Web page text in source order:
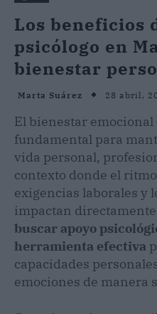
Los beneficios
psicólogo en
bienestar
Marta Suárez 28 abril,
El bienestar
fundamental para
vida personal,
contexto donde el
exigencias laborales y
impactan
buscar apoyo
herramienta efectiva
capacidades
emociones de manera